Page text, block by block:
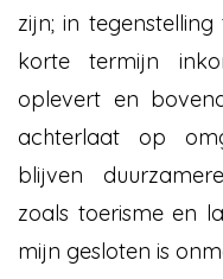
zijn; in
korte termijn
oplevert en
achterlaat op
blijven
zoals toerisme en
mijn gesloten is